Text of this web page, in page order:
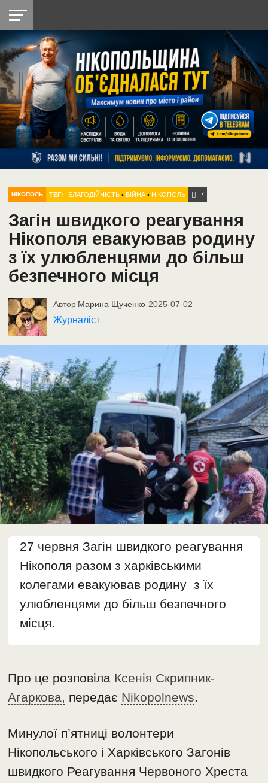
НІКОПОЛЬ
РАЙОН
СІЧЕСЛАВСЬКА
УКРАЇНА
РЕТРО
НІКОПОЛЬ
ЛАЙТ
УКРАЇНА
ДОПОМОГА
РАДІО
НІКОПОЛЬ ТЕГ: БЛАГОДІЙНІСТЬ •ВІЙНА •НІКОПОЛЬ 7
Загін швидкого реагування
Нікополя евакуював родину
з їх улюбленцями до більш
безпечного місця
Автор Марина Щученко-2025-07-02
Журналіст
27 червня Загін швидкого реагування
Нікополя разом з харківськими
колегами евакуював родину з їх
улюбленцями до більш безпечного
місця.
Про це розповіла Ксенія Скрипник-
Агаркова, передає Nikopolnews.
Минулої п’ятниці волонтери
Нікопольського і Харківського Загонів
швидкого Реагування Червоного Хреста